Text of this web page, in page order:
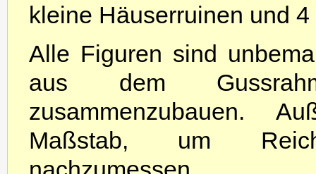
kleine Häuserruinen und 4
Alle Figuren sind
aus dem
zusammenzubauen.
Maßstab, um